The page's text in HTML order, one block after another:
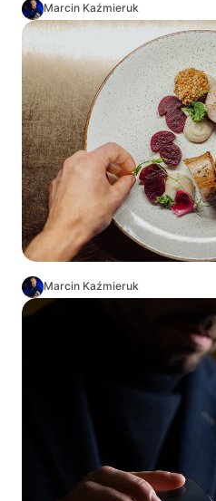
Marcin Kaźmieruk
Marcin Kaźmieruk